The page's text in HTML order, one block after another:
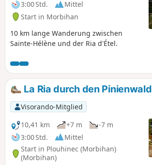
3:00 Std.
Mittel
Start in Morbihan
10 km lange Wanderung zwischen
Sainte-Hélène und der Ria d'Étel.
La Ria durch den Pinienwald
Visorando-Mitglied
10,41 km
+7 m
-7 m
3:00 Std.
Mittel
Start in Plouhinec (Morbihan)
(Morbihan)